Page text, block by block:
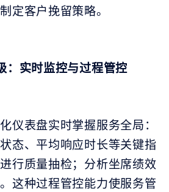
定客户挽留策略。
：实时监控与过程管控
仪表盘实时掌握服务全局：
态、平均响应时长等关键指
行质量抽检；分析坐席绩效
这种过程管控能力使服务管